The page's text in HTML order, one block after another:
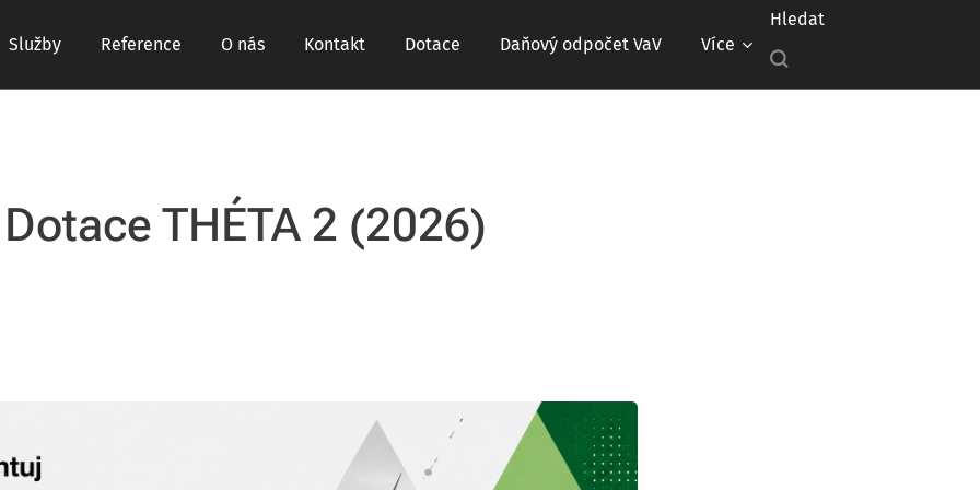
Služby Reference O nás Kontakt Dotace Daňový odpočet VaV Více
Hledat
Dotace THÉTA 2 (2026)